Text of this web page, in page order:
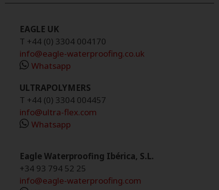
EAGLE UK
T +44 (0) 3304 004170
info@eagle-waterproofing.co.uk
Whatsapp
ULTRAPOLYMERS
T +44 (0) 3304 004457
info@ultra-flex.com
Whatsapp
Eagle Waterproofing Ibérica, S.L.
+34 93 794 52 25
info@eagle-waterproofing.com